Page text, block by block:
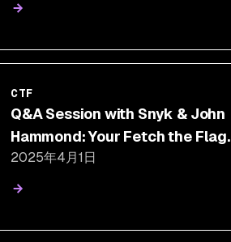
CTF
Q&A Session with Snyk & John
Hammond: Your Fetch the Flag
Questions, Answered
2025年4月1日